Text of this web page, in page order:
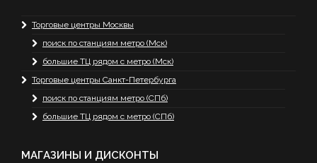
Торговые центры Москвы
поиск по станциям метро (Мск)
большие ТЦ рядом с метро (Мск)
Торговые центры Санкт-Петербурга
поиск по станциям метро (СПб)
большие ТЦ рядом с метро (СПб)
МАГАЗИНЫ И ДИСКОНТЫ